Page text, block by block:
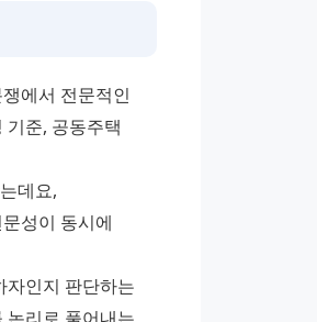
에서 전문적인
준, 공동주택
데요,
성이 동시에
자인지 판단하는